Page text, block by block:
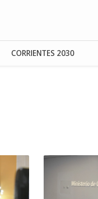
CORRIENTES 2030